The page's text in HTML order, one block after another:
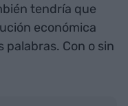
tendría que
económica
palabras. Con o sin